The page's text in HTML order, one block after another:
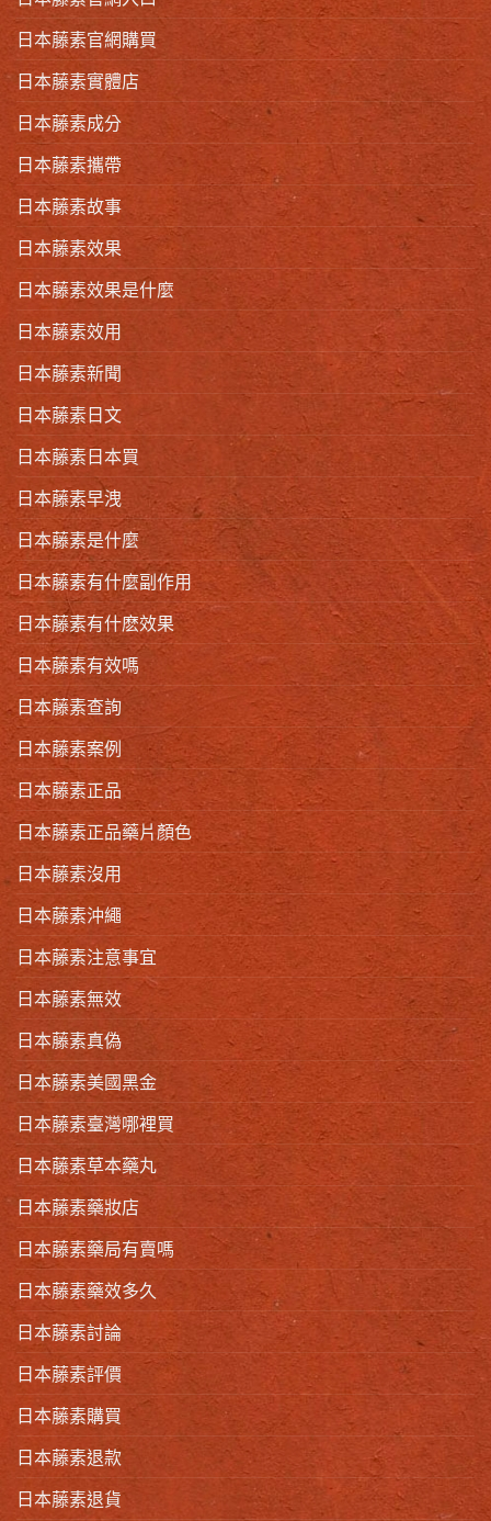
日本藤素官網購買
日本藤素實體店
日本藤素成分
日本藤素攜帶
日本藤素故事
日本藤素效果
日本藤素效果是什麼
日本藤素效用
日本藤素新聞
日本藤素日文
日本藤素日本買
日本藤素早洩
日本藤素是什麼
日本藤素有什麼副作用
日本藤素有什麽效果
日本藤素有效嗎
日本藤素查詢
日本藤素案例
日本藤素正品
日本藤素正品藥片顏色
日本藤素沒用
日本藤素沖繩
日本藤素注意事宜
日本藤素無效
日本藤素真偽
日本藤素美國黑金
日本藤素臺灣哪裡買
日本藤素草本藥丸
日本藤素藥妝店
日本藤素藥局有賣嗎
日本藤素藥效多久
日本藤素討論
日本藤素評價
日本藤素購買
日本藤素退款
日本藤素退貨